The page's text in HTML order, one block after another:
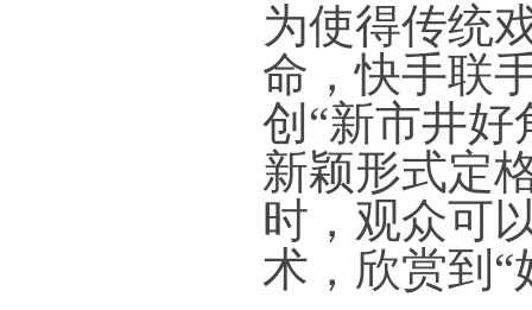
为使得传统
命，快手联
创“新市井好
新颖形式定
时，观众可
术，欣赏到“